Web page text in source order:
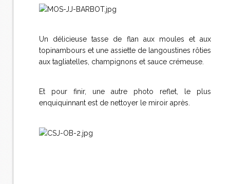
Un délicieuse tasse de flan aux moules et aux
topinambours et une assiette de langoustines rôties
aux tagliatelles, champignons et sauce crémeuse.
Et pour finir, une autre photo reflet, le plus
enquiquinnant est de nettoyer le miroir après.